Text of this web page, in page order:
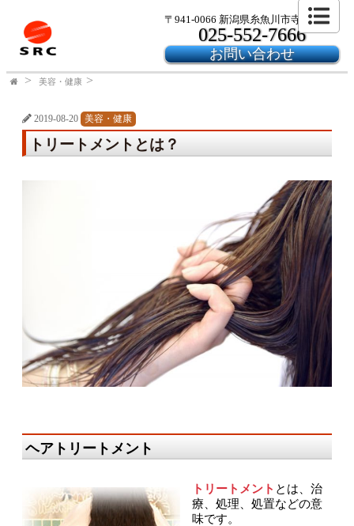
〒941-0066 新潟県糸魚川市寺島2-24-6
025-552-7666
お問い合わせ
美容・健康
2019-08-20 美容・健康
トリートメントとは？
ヘアトリートメント
トリートメント とは、治
療、処理、処置などの意
味です。